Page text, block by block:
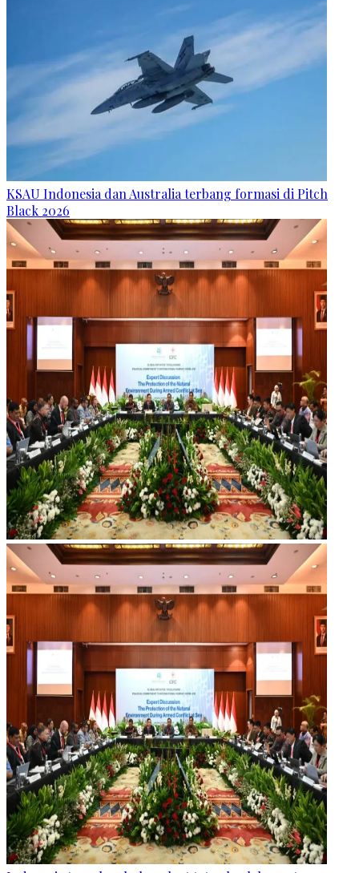
KSAU Indonesia dan Australia terbang formasi di Pitch
Black 2026